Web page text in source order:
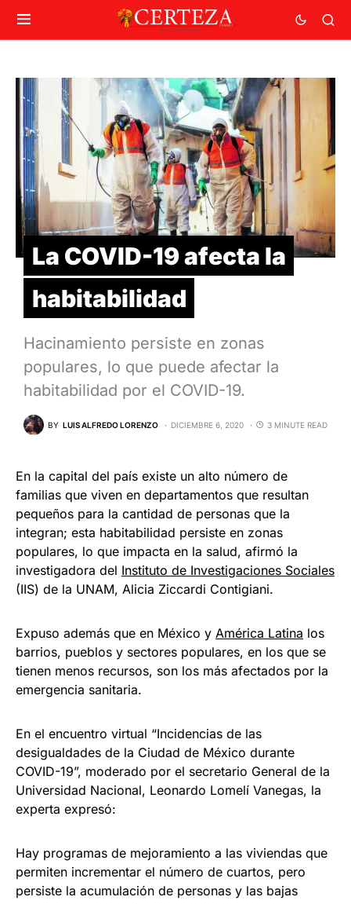
La COVID-19 afecta la
habitabilidad
Hacinamiento persiste en zonas
populares, lo que puede afectar la
habitabilidad por el COVID-19.
BY LUIS ALFREDO LORENZO DICIEMBRE 6, 2020 3 MINUTE READ
En la capital del país existe un alto número de
familias que viven en departamentos que resultan
pequeños para la cantidad de personas que la
integran; esta habitabilidad persiste en zonas
populares, lo que impacta en la salud, afirmó la
investigadora del Instituto de Investigaciones Sociales
(IIS) de la UNAM, Alicia Ziccardi Contigiani.
Expuso además que en México y América Latina los
barrios, pueblos y sectores populares, en los que se
tienen menos recursos, son los más afectados por la
emergencia sanitaria.
En el encuentro virtual “Incidencias de las
desigualdades de la Ciudad de México durante
COVID-19”, moderado por el secretario General de la
Universidad Nacional, Leonardo Lomelí Vanegas, la
experta expresó:
Hay programas de mejoramiento a las viviendas que
permiten incrementar el número de cuartos, pero
persiste la acumulación de personas y las bajas